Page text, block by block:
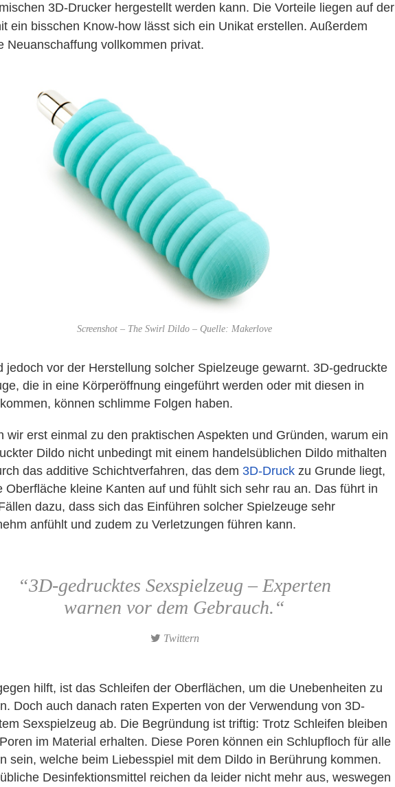
3D-Drucker hergestellt werden kann. Die Vorteile liegen auf der
ein bisschen Know-how lässt sich ein Unikat erstellen. Außerdem
Neuanschaffung vollkommen privat.
Screenshot – The Swirl Dildo – Quelle: Makerlove
jedoch vor der Herstellung solcher Spielzeuge gewarnt. 3D-gedruckte
die in eine Körperöffnung eingeführt werden oder mit diesen in
können schlimme Folgen haben.
wir erst einmal zu den praktischen Aspekten und Gründen, warum ein
Dildo nicht unbedingt mit einem handelsüblichen Dildo mithalten
das additive Schichtverfahren, das dem 3D-Druck zu Grunde liegt,
Oberfläche kleine Kanten auf und fühlt sich sehr rau an. Das führt in
dazu, dass sich das Einführen solcher Spielzeuge sehr
anfühlt und zudem zu Verletzungen führen kann.
“3D-gedrucktes Sexspielzeug – Experten
warnen vor dem Gebrauch.“
Twittern
hilft, ist das Schleifen der Oberflächen, um die Unebenheiten zu
Doch auch danach raten Experten von der Verwendung von 3D-
Sexspielzeug ab. Die Begründung ist triftig: Trotz Schleifen bleiben
im Material erhalten. Diese Poren können ein Schlupfloch für alle
sein, welche beim Liebesspiel mit dem Dildo in Berührung kommen.
Desinfektionsmittel reichen da leider nicht mehr aus, weswegen